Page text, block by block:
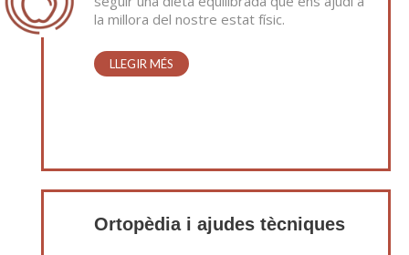
la millora del nostre estat físic.
LLEGIR MÉS
Ortopèdia i ajudes tècniques